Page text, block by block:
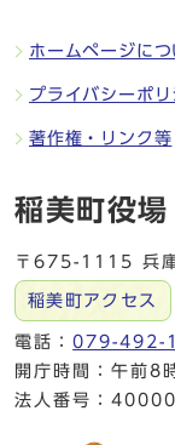
ホームページにつ
プライバシーポ
著作権・リンク等
稲美町役場
〒675-1115 兵
稲美町アクセス
電話：079-492-
開庁時間：午前8
法人番号：